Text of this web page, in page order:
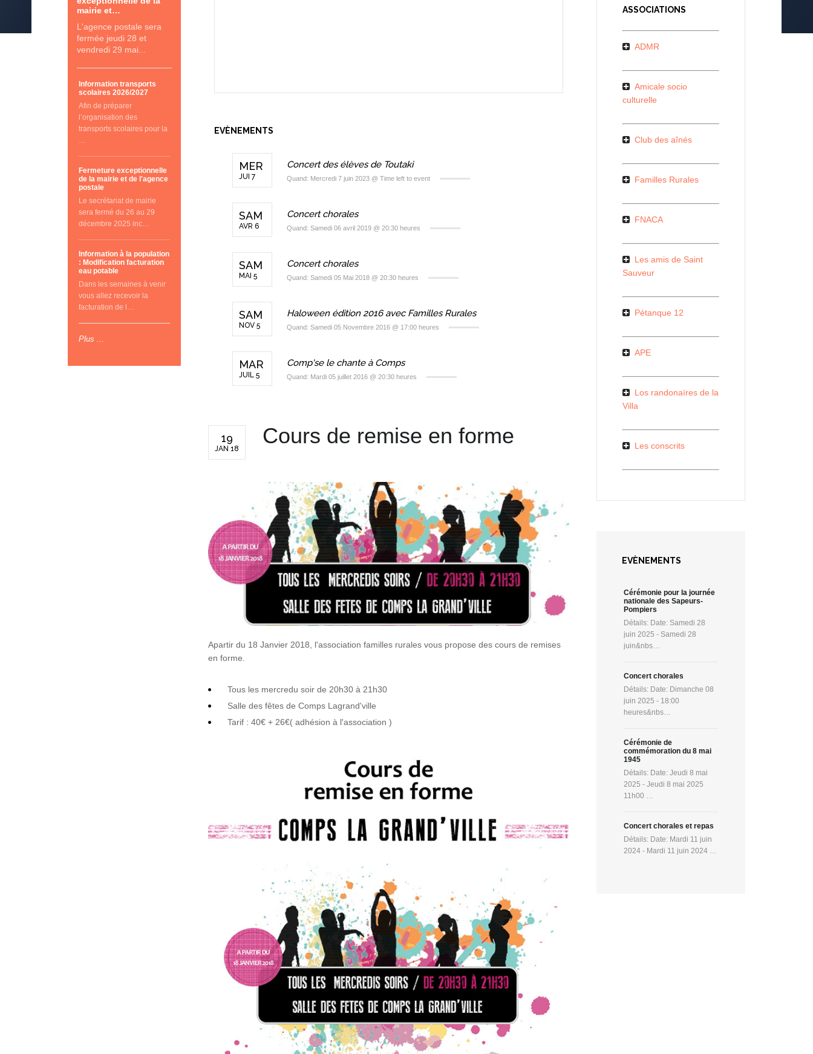
EVÈNEMENTS
MER
JUI 7
Concert des élèves de Toutaki
Quand: Mercredi 7 juin 2023 @ Time left to event
SAM
AVR 6
Concert chorales
Quand: Samedi 06 avril 2019 @ 20:30 heures
SAM
MAI 5
Concert chorales
Quand: Samedi 05 Mai 2018 @ 20:30 heures
SAM
NOV 5
Haloween édition 2016 avec Familles Rurales
Quand: Samedi 05 Novembre 2016 @ 17:00 heures
MAR
JUIL 5
Comp'se le chante à Comps
Quand: Mardi 05 juillet 2016 @ 20:30 heures
19
JAN 18
Cours de remise en forme
Apartir du 18 Janvier 2018, l'association familles rurales vous propose des cours de remises
en forme.
Tous les mercredu soir de 20h30 à 21h30
Salle des fêtes de Comps Lagrand'ville
Tarif : 40€ + 26€( adhésion à l'association )
mairie et…
L'agence postale sera
fermée jeudi 28 et
vendredi 29 mai...
Information transports
scolaires 2026/2027
Afin de préparer
l’organisation des
transports scolaires pour la
…
Fermeture exceptionnelle
de la mairie et de l'agence
postale
Le secrétariat de mairie
sera fermé du 26 au 29
décembre 2025 inc…
Information à la population
: Modification facturation
eau potable
Dans les semaines à venir
vous allez recevoir la
facturation de l…
Plus ...
ASSOCIATIONS
ADMR
Amicale socio
culturelle
Club des aînés
Familles Rurales
FNACA
Les amis de Saint
Sauveur
Pétanque 12
APE
Los randonaïres de la
Villa
Les conscrits
EVÈNEMENTS
Cérémonie pour la journée
nationale des Sapeurs-
Pompiers
Détails: Date: Samedi 28
juin 2025 - Samedi 28
juin&nbs…
Concert chorales
Détails: Date: Dimanche 08
juin 2025 - 18:00
heures&nbs…
Cérémonie de
commémoration du 8 mai
1945
Détails: Date: Jeudi 8 mai
2025 - Jeudi 8 mai 2025
11h00 …
Concert chorales et repas
Détails: Date: Mardi 11 juin
2024 - Mardi 11 juin 2024 …